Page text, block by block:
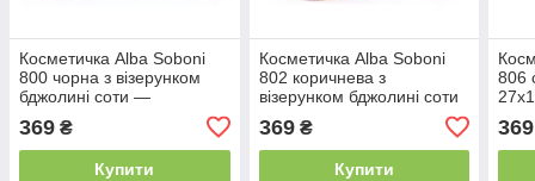
Косметичка Alba Soboni
800 чорна з візерунком
бджолині соти —
369 ₴
Купити
Косметичка Alba Soboni
802 коричнева з
візерунком бджолині соти
369₴
Купити
806
369